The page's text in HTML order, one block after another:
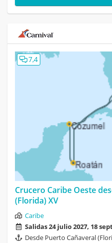
7,4
Crucero Caribe Oeste
(Florida) XV
Caribe
Salidas 24 julio 2027, 18
Desde Puerto Cañaveral